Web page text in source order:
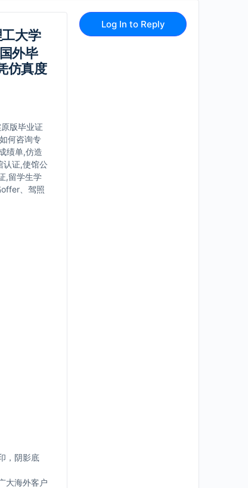
大学
外毕
仿真度
版毕业证
何咨询专
绩单,仿造
认证,使馆公
,留学生学
、驾照
，阴影底
大海外客户
Log In to Reply